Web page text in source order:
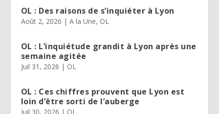
OL : Des raisons de s’inquiéter à Lyon
Août 2, 2026 | A la Une, OL
OL : L’inquiétude grandit à Lyon après une
semaine agitée
Juil 31, 2026 | OL
OL : Ces chiffres prouvent que Lyon est
loin d’être sorti de l’auberge
Juil 30, 2026 | OL